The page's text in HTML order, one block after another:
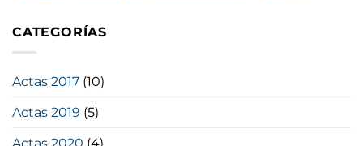
CATEGORÍAS
Actas 2017 (10)
Actas 2019 (5)